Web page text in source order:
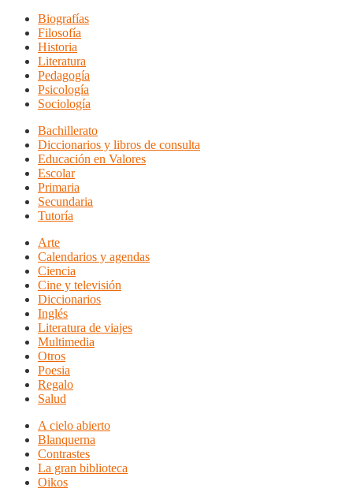
Biografías
Filosofía
Historia
Literatura
Pedagogía
Psicología
Sociología
Bachillerato
Diccionarios y libros de consulta
Educación en Valores
Escolar
Primaria
Secundaria
Tutoría
Arte
Calendarios y agendas
Ciencia
Cine y televisión
Diccionarios
Inglés
Literatura de viajes
Multimedia
Otros
Poesia
Regalo
Salud
A cielo abierto
Blanquerna
Contrastes
La gran biblioteca
Oikos